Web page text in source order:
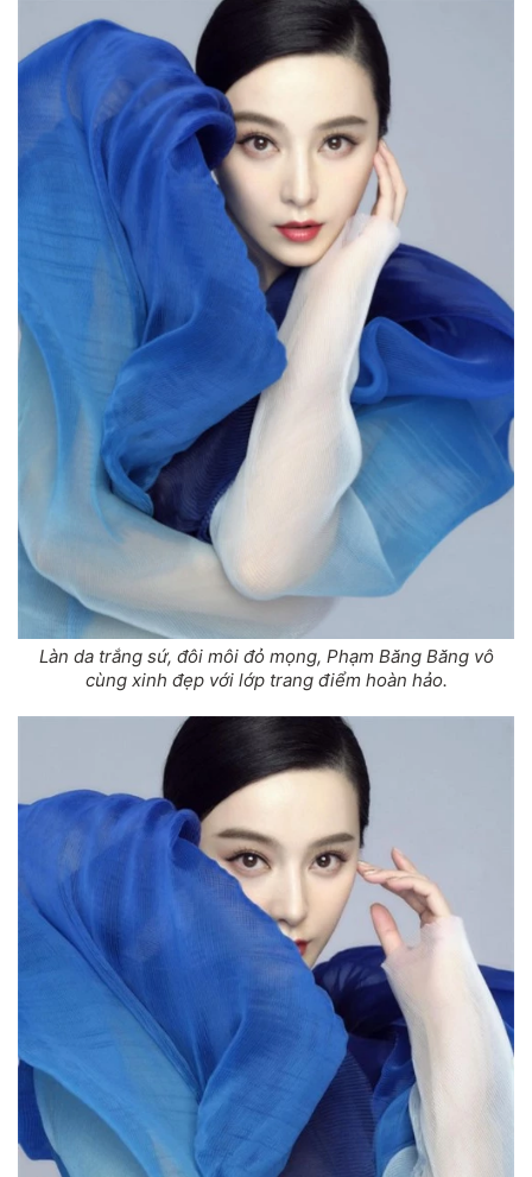
Làn da trắng sứ, đôi môi đỏ mọng, Phạm Băng Băng vô
cùng xinh đẹp với lớp trang điểm hoàn hảo.